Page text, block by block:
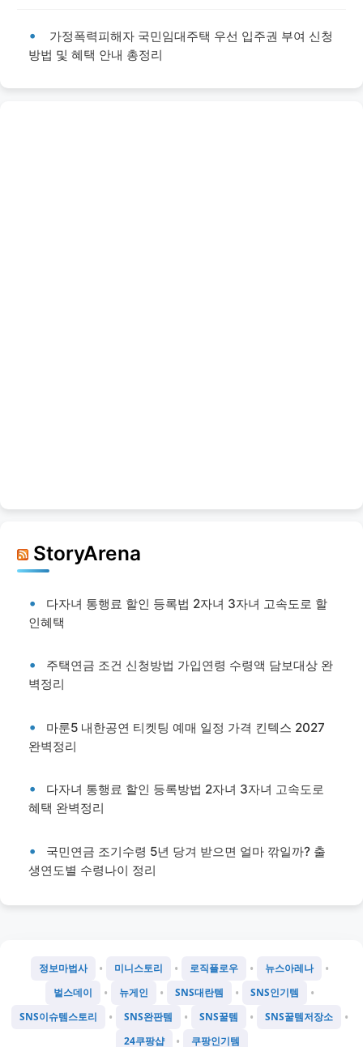
가정폭력피해자 국민임대주택 우선 입주권 부여 신청
방법 및 혜택 안내 총정리
StoryArena
다자녀 통행료 할인 등록법 2자녀 3자녀 고속도로 할
인혜택
주택연금 조건 신청방법 가입연령 수령액 담보대상 완
벽정리
마룬5 내한공연 티켓팅 예매 일정 가격 킨텍스 2027
완벽정리
다자녀 통행료 할인 등록방법 2자녀 3자녀 고속도로
혜택 완벽정리
국민연금 조기수령 5년 당겨 받으면 얼마 깎일까? 출
생연도별 수령나이 정리
정보마법사 • 미니스토리 • 로직플로우 • 뉴스아레나 •
벌스데이 • 뉴게인 • SNS대란템 • SNS인기템 •
SNS이슈템스토리 • SNS완판템 • SNS꿀템 • SNS꿀템저장소 •
24쿠팡샵 • 쿠팡인기템